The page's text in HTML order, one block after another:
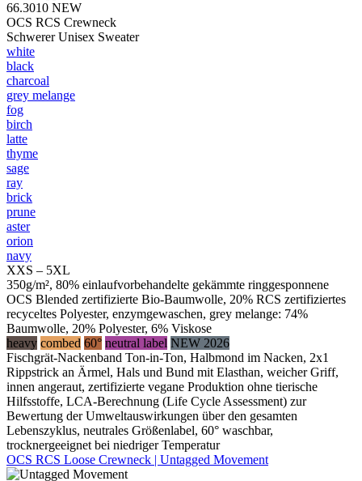
66.3010 NEW
OCS RCS Crewneck
Schwerer Unisex Sweater
white
black
charcoal
grey melange
fog
birch
latte
thyme
sage
ray
brick
prune
aster
orion
navy
XXS – 5XL
350g/m², 80% einlaufvorbehandelte gekämmte ringgesponnene
OCS Blended zertifizierte Bio-Baumwolle, 20% RCS zertifiziertes
recyceltes Polyester, enzymgewaschen, grey melange: 74%
Baumwolle, 20% Polyester, 6% Viskose
heavy combed 60° neutral label NEW 2026
Fischgrät-Nackenband Ton-in-Ton, Halbmond im Nacken, 2x1
Rippstrick an Ärmel, Hals und Bund mit Elasthan, weicher Griff,
innen angeraut, zertifizierte vegane Produktion ohne tierische
Hilfsstoffe, LCA-Berechnung (Life Cycle Assessment) zur
Bewertung der Umweltauswirkungen über den gesamten
Lebenszyklus, neutrales Größenlabel, 60° waschbar,
trocknergeeignet bei niedriger Temperatur
OCS RCS Loose Crewneck | Untagged Movement